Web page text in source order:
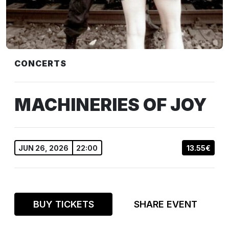
CONCERTS
MACHINERIES OF JOY
JUN 26, 2026 22:00 13.55€
BUY TICKETS SHARE EVENT